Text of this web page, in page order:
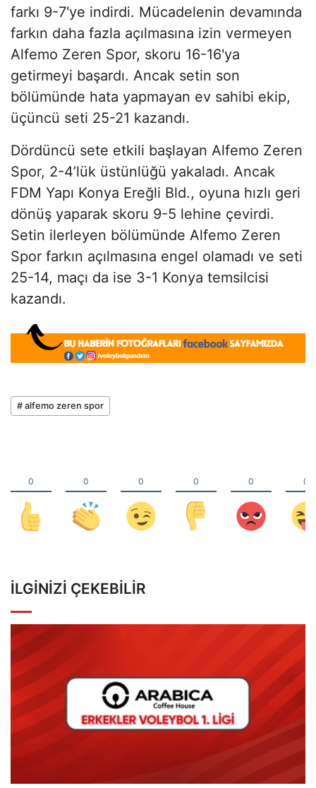
farkı 9-7'ye indirdi. Mücadelenin devamında
farkın daha fazla açılmasına izin vermeyen
Alfemo Zeren Spor, skoru 16-16'ya
getirmeyi başardı. Ancak setin son
bölümünde hata yapmayan ev sahibi ekip,
üçüncü seti 25-21 kazandı.
Dördüncü sete etkili başlayan Alfemo Zeren
Spor, 2-4’lük üstünlüğü yakaladı. Ancak
FDM Yapı Konya Ereğli Bld., oyuna hızlı geri
dönüş yaparak skoru 9-5 lehine çevirdi.
Setin ilerleyen bölümünde Alfemo Zeren
Spor farkın açılmasına engel olamadı ve seti
25-14, maçı da ise 3-1 Konya temsilcisi
kazandı.
# alfemo zeren spor
İLGINIZI ÇEKEBILIR